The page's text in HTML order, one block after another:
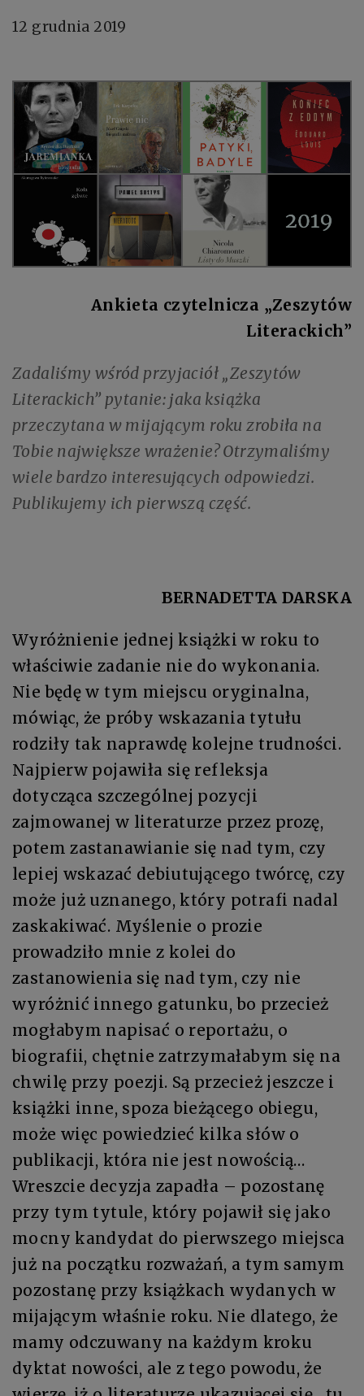
12 grudnia 2019
Ankieta czytelnicza „Zeszytów
Literackich”
Zadaliśmy wśród przyjaciół „Zeszytów
Literackich” pytanie: jaka książka
przeczytana w mijającym roku zrobiła na
Tobie największe wrażenie? Otrzymaliśmy
wiele bardzo interesujących odpowiedzi.
Publikujemy ich pierwszą część.
BERNADETTA DARSKA
Wyróżnienie jednej książki w roku to
właściwie zadanie nie do wykonania.
Nie będę w tym miejscu oryginalna,
mówiąc, że próby wskazania tytułu
rodziły tak naprawdę kolejne trudności.
Najpierw pojawiła się refleksja
dotycząca szczególnej pozycji
zajmowanej w literaturze przez prozę,
potem zastanawianie się nad tym, czy
lepiej wskazać debiutującego twórcę, czy
może już uznanego, który potrafi nadal
zaskakiwać. Myślenie o prozie
prowadziło mnie z kolei do
zastanowienia się nad tym, czy nie
wyróżnić innego gatunku, bo przecież
mogłabym napisać o reportażu, o
biografii, chętnie zatrzymałabym się na
chwilę przy poezji. Są przecież jeszcze i
książki inne, spoza bieżącego obiegu,
może więc powiedzieć kilka słów o
publikacji, która nie jest nowością…
Wreszcie decyzja zapadła – pozostanę
przy tym tytule, który pojawił się jako
mocny kandydat do pierwszego miejsca
już na początku rozważań, a tym samym
pozostanę przy książkach wydanych w
mijającym właśnie roku. Nie dlatego, że
mamy odczuwany na każdym kroku
dyktat nowości, ale z tego powodu, że